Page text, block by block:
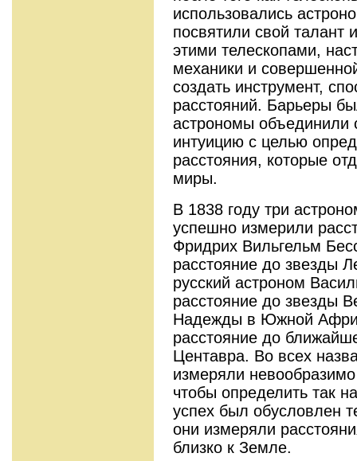
использовались
посвятили свой талант
этими телескопами,
механики и
создать инструмент,
расстояний. Барьеры
астрономы объединили
интуицию с целью
расстояния, которые
миры.
В 1838 году три
успешно измерили
Фридрих Вильгельм
расстояние до звезды
русский астроном
расстояние до звезды
Надежды в Южной
расстояние до
Центавра. Во всех
измеряли
чтобы определить так
успех был обусловлен
они измеряли
близко к Земле.